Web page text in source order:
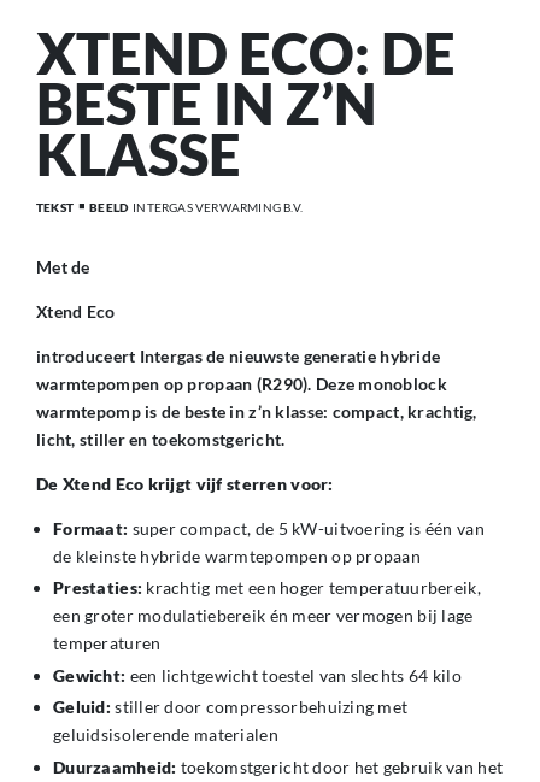
XTEND ECO: DE
BESTE IN Z’N
KLASSE
TEKST BEELD INTERGAS VERWARMING B.V.
Met de
Xtend Eco
introduceert Intergas de nieuwste generatie hybride
warmtepompen op propaan (R290). Deze monoblock
warmtepomp is de beste in z’n klasse: compact, krachtig,
licht, stiller en toekomstgericht.
De Xtend Eco krijgt vijf sterren voor:
Formaat: super compact, de 5 kW-uitvoering is één van
de kleinste hybride warmtepompen op propaan
Prestaties: krachtig met een hoger temperatuurbereik,
een groter modulatiebereik én meer vermogen bij lage
temperaturen
Gewicht: een lichtgewicht toestel van slechts 64 kilo
Geluid:stiller door compressorbehuizing met
geluidsisolerende materialen
Duurzaamheid: toekomstgericht door het gebruik van het